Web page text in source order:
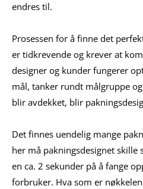
endres til.
Prosessen for å finne det
er tidkrevende og krever at
designer og kunder fungerer
mål, tanker rundt målgruppe
blir avdekket, blir
Det finnes uendelig mange
her må pakningsdesignet skille
en ca. 2 sekunder på å fange
forbruker. Hva som er